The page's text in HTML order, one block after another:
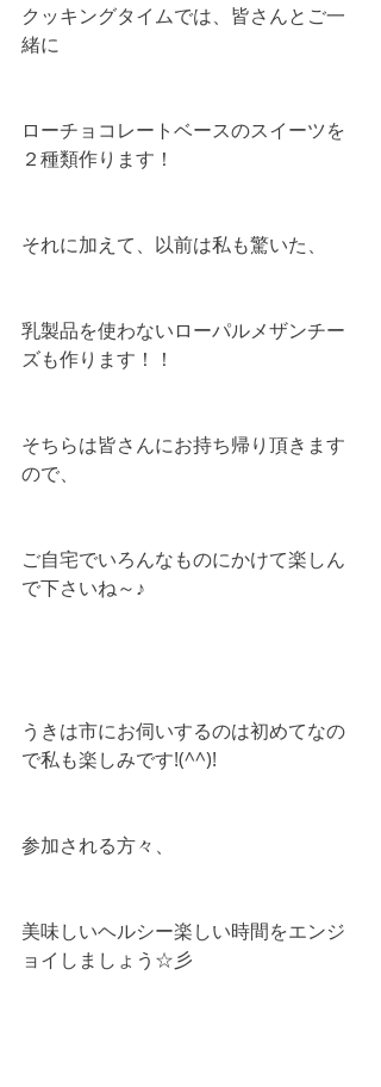
クッキングタイムでは、皆さんとご一
緒に
ローチョコレートベースのスイーツを
２種類作ります！
それに加えて、以前は私も驚いた、
乳製品を使わないローパルメザンチー
ズも作ります！！
そちらは皆さんにお持ち帰り頂きます
ので、
ご自宅でいろんなものにかけて楽しん
で下さいね～♪
うきは市にお伺いするのは初めてなの
で私も楽しみです!(^^)!
参加される方々、
美味しいヘルシー楽しい時間をエンジ
ョイしましょう☆彡